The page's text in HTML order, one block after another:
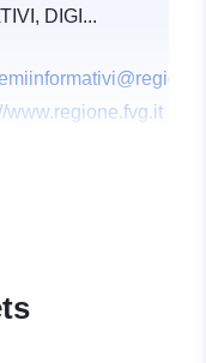
DIGI...
www.regione.fvg.it